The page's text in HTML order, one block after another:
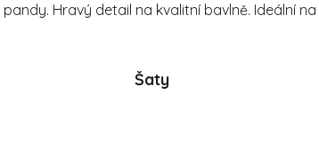
Hravý detail na kvalitní bavlně. Ideální
Šaty